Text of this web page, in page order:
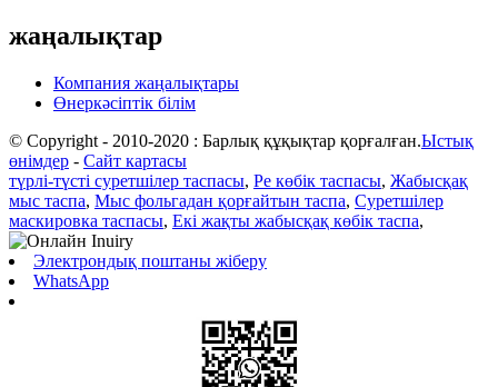
жаңалықтар
Компания жаңалықтары
Өнеркәсіптік білім
© Copyright - 2010-2020 : Барлық құқықтар қорғалған.Ыстық
өнімдер - Сайт картасы
түрлі-түсті суретшілер таспасы, Pe көбік таспасы, Жабысқақ
мыс таспа, Мыс фольгадан қорғайтын таспа, Суретшілер
маскировка таспасы, Екі жақты жабысқақ көбік таспа,
Электрондық поштаны жіберу
WhatsApp